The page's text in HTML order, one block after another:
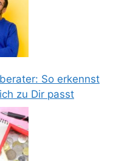
So erkennst
zu Dir passt